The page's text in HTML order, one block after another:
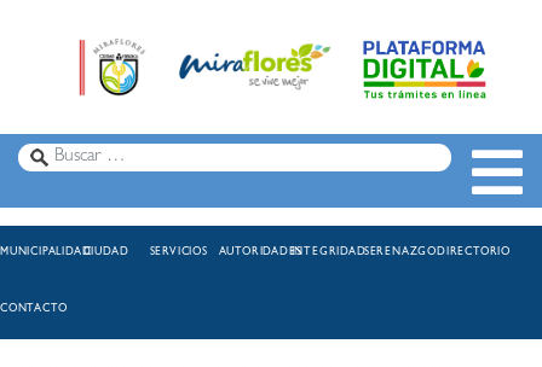
MUNICIPALIDADCIUDAD SERVICIOS AUTORIDADESINTEGRIDADSERENAZGODIRECTORIO
CONTACTO